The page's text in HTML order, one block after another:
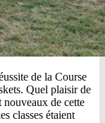
de la Course
Quel plaisir de
nouveaux de cette
classes étaient